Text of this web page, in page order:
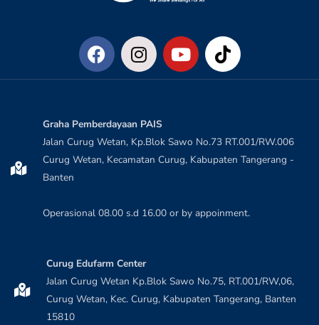
Graha Pemberdayaan PAIS
Jalan Curug Wetan, Kp.Blok Sawo No.73 RT.001/RW.006
Curug Wetan, Kecamatan Curug, Kabupaten Tangerang -
Banten
Operasional 08.00 s.d 16.00 or by appoinment.
Curug Edufarm Center
Jalan Curug Wetan Kp.Blok Sawo No.75, RT.001/RW,06,
Curug Wetan, Kec. Curug, Kabupaten Tangerang, Banten
15810